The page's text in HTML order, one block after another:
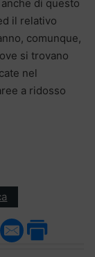
di questo
il relativo
comunque,
si trovano
nel
a ridosso